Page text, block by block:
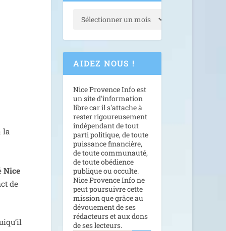
la
Nice
de
AIDEZ NOUS !
Nice Provence Info est
un site d'information
libre car il s'attache à
rester rigoureusement
indépendant de tout
parti politique, de toute
puissance financière,
de toute communauté,
de toute obédience
publique ou occulte.
Nice Provence Info ne
peut poursuivre cette
mission que grâce au
dévouement de ses
rédacteurs et aux dons
de ses lecteurs.